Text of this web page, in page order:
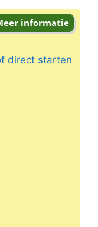
direct starten